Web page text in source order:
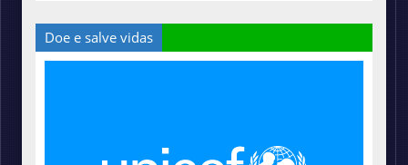
Doe e salve vidas